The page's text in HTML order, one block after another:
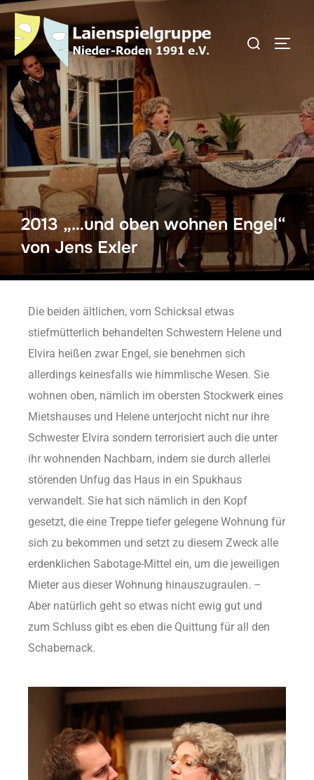
2013 „…und oben wohnen Engel“
von Jens Exler
Die beiden ältlichen, vom Schicksal etwas
stiefmütterlich behandelten Schwestern Helene und
Elvira heißen zwar Engel, sie benehmen sich
allerdings keinesfalls wie himmlische Wesen. Sie
wohnen oben, nämlich im obersten Stockwerk eines
Mietshauses und Helene unterjocht nicht nur ihre
Schwester Elvira sondern terrorisiert auch die unter
ihr wohnenden Nachbarn, indem sie durch allerlei
störenden Unfug das Haus in ein Spukhaus
verwandelt. Sie hat sich nämlich in den Kopf
gesetzt, die eine Treppe tiefer gelegene Wohnung für
sich zu bekommen und setzt zu diesem Zweck alle
erdenklichen Sabotage-Mittel ein, um die jeweiligen
Mieter aus dieser Wohnung hinauszugraulen. –
Aber natürlich geht so etwas nicht ewig gut und
zum Schluss gibt es eben die Quittung für all den
Schabernack.